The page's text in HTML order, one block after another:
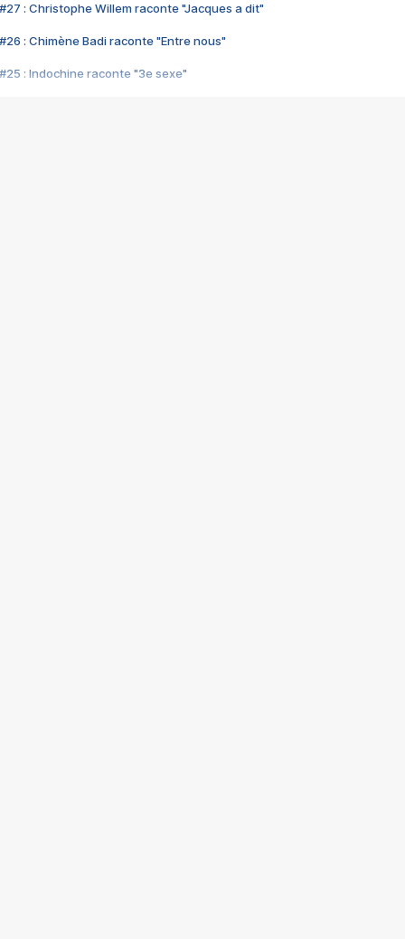
#27 : Christophe Willem raconte "Jacques a dit"
#26 : Chimène Badi raconte "Entre nous"
#25 : Indochine raconte "3e sexe"